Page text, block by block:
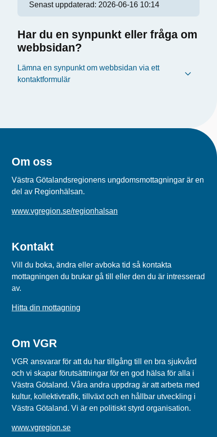
Senast uppdaterad: 2026-06-16 10:14
Har du en synpunkt eller fråga om
webbsidan?
Lämna en synpunkt om webbsidan via ett
kontaktformulär
Om oss
Västra Götalandsregionens ungdomsmottagningar är en
del av Regionhälsan.
www.vgregion.se/regionhalsan
Kontakt
Vill du boka, ändra eller avboka tid så kontakta
mottagningen du brukar gå till eller den du är intresserad
av.
Hitta din mottagning
Om VGR
VGR ansvarar för att du har tillgång till en bra sjukvård
och vi skapar förutsättningar för en god hälsa för alla i
Västra Götaland. Våra andra uppdrag är att arbeta med
kultur, kollektivtrafik, tillväxt och en hållbar utveckling i
Västra Götaland. Vi är en politiskt styrd organisation.
www.vgregion.se